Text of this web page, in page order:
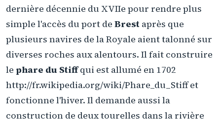
dernière décennie du XVIIe pour rendre plus
simple l'accès du port de Brest après que
plusieurs navires de la Royale aient talonné sur
diverses roches aux alentours. Il fait construire
le phare du Stiffqui est allumé en 1702
http://fr.wikipedia.org/wiki/Phare_du_Stiff et
fonctionne l'hiver. Il demande aussi la
construction de deux tourelles dans la rivière